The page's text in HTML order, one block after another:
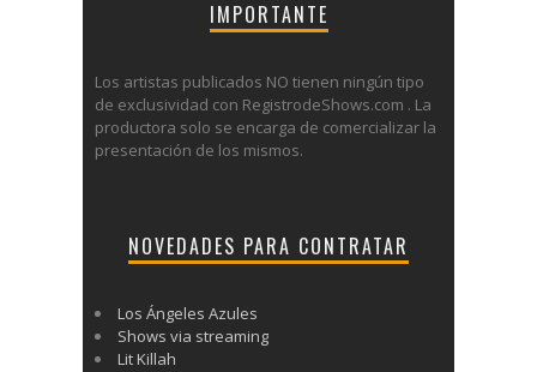
IMPORTANTE
Los artistas publicados NO tienen ningún tipo
de exclusividad con RegistrodeShows.com . La
productora solo se encarga de comercializar la
presentación de los mismos.
NOVEDADES PARA CONTRATAR
Los Ángeles Azules
Shows via streaming
Lit Killah